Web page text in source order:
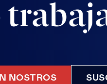
NOSTROS